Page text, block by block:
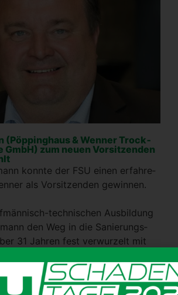
(Pöp­ping­haus & Wen­ner Trock­
zum neu­en Vor­sit­zen­den
konn­te der FSU einen erfah­re­
als Vor­sit­zen­den gewin­nen.
tech­ni­schen Aus­bil­dung
den Weg in die Sanie­rungs­
31 Jah­ren fest ver­wur­zelt mit
durch­lief er alle Berei­che
Nach dem Ein­stieg als Trock­
war er 10 Jah­re Nie­der­las­sungs­lei­